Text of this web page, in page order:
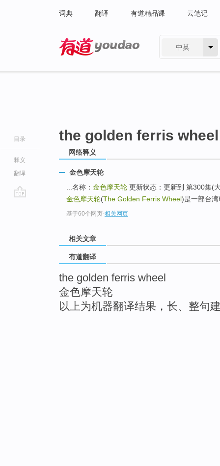
词典 翻译 有道精品课 云笔记
中英
目录
释义
翻译
the golden ferris wheel
网络释义
金色摩天轮
...名称： 金色摩天轮 更新状态：更新到 第300集(
金色摩天轮(The Golden Ferris Wheel)是一部台
基于60个网页-相关网页
相关文章
有道翻译
the golden ferris wheel
金色摩天轮
以上为机器翻译结果，长、整句